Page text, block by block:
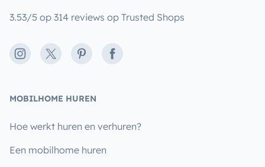
3.53/5 op 314 reviews op Trusted Shops
Instagram
X PinterestFacebook
MOBILHOME HUREN
Hoe werkt huren en verhuren?
Een mobilhome huren